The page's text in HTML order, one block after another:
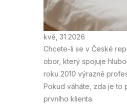
kvě, 31 2026
Chcete-li se v České
obor, který spojuje
roku 2010 výrazně
Pokud váháte, zda je to
prvního klienta.